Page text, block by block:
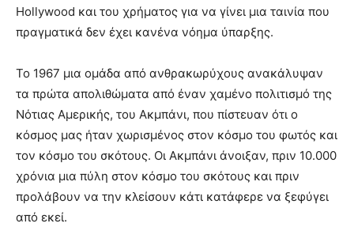
Hollywood και του χρήματος για να γίνει μια ταινία που
πραγματικά δεν έχει κανένα νόημα ύπαρξης.
Το 1967 μια ομάδα από ανθρακωρύχους ανακάλυψαν
τα πρώτα απολιθώματα από έναν χαμένο πολιτισμό της
Νότιας Αμερικής, του Ακμπάνι, που πίστευαν ότι ο
κόσμος μας ήταν χωρισμένος στον κόσμο του φωτός και
τον κόσμο του σκότους. Οι Ακμπάνι άνοιξαν, πριν 10.000
χρόνια μια πύλη στον κόσμο του σκότους και πριν
προλάβουν να την κλείσουν κάτι κατάφερε να ξεφύγει
από εκεί.